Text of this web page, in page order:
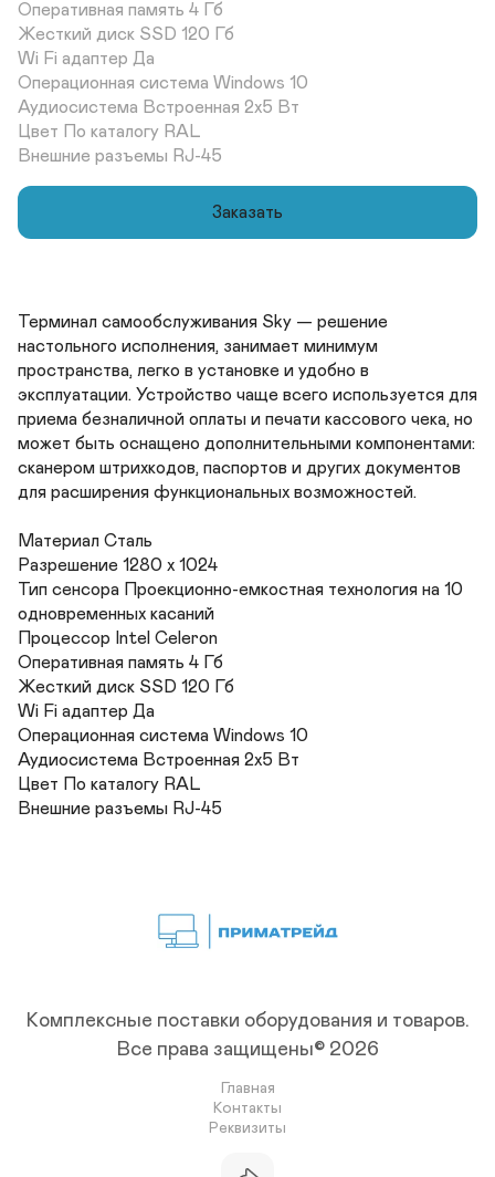
Оперативная память 4 Гб
Жесткий диск SSD 120 Гб
Wi Fi адаптер Да
Операционная система Windows 10
Аудиосистема Встроенная 2х5 Вт
Цвет По каталогу RAL
Внешние разъемы RJ-45
Заказать
Терминал самообслуживания Sky — решение
настольного исполнения, занимает минимум
пространства, легко в установке и удобно в
эксплуатации. Устройство чаще всего используется для
приема безналичной оплаты и печати кассового чека, но
может быть оснащено дополнительными компонентами:
сканером штрихкодов, паспортов и других документов
для расширения функциональных возможностей.
Материал Сталь
Разрешение 1280 х 1024
Тип сенсора Проекционно-емкостная технология на 10
одновременных касаний
Процессор Intel Celeron
Оперативная память 4 Гб
Жесткий диск SSD 120 Гб
Wi Fi адаптер Да
Операционная система Windows 10
Аудиосистема Встроенная 2х5 Вт
Цвет По каталогу RAL
Внешние разъемы RJ-45
Комплексные поставки оборудования и товаров.
Все права защищены© 2026
Главная
Контакты
Реквизиты